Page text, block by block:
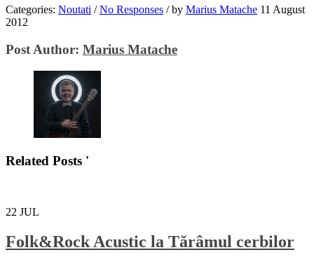
Categories: Noutati / No Responses /by Marius Matache 11 August
2012
Post Author: Marius Matache
Related Posts '
22 JUL
Folk&Rock Acustic la Tărâmul cerbilor